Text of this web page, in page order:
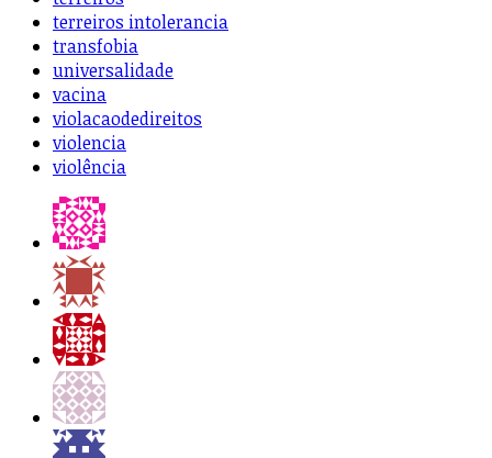
terreiros intolerancia
transfobia
universalidade
vacina
violacaodedireitos
violencia
violência